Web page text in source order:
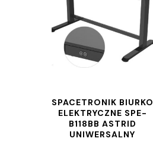
SPACETRONIK BIURKO
ELEKTRYCZNE SPE-
B118BB ASTRID
UNIWERSALNY